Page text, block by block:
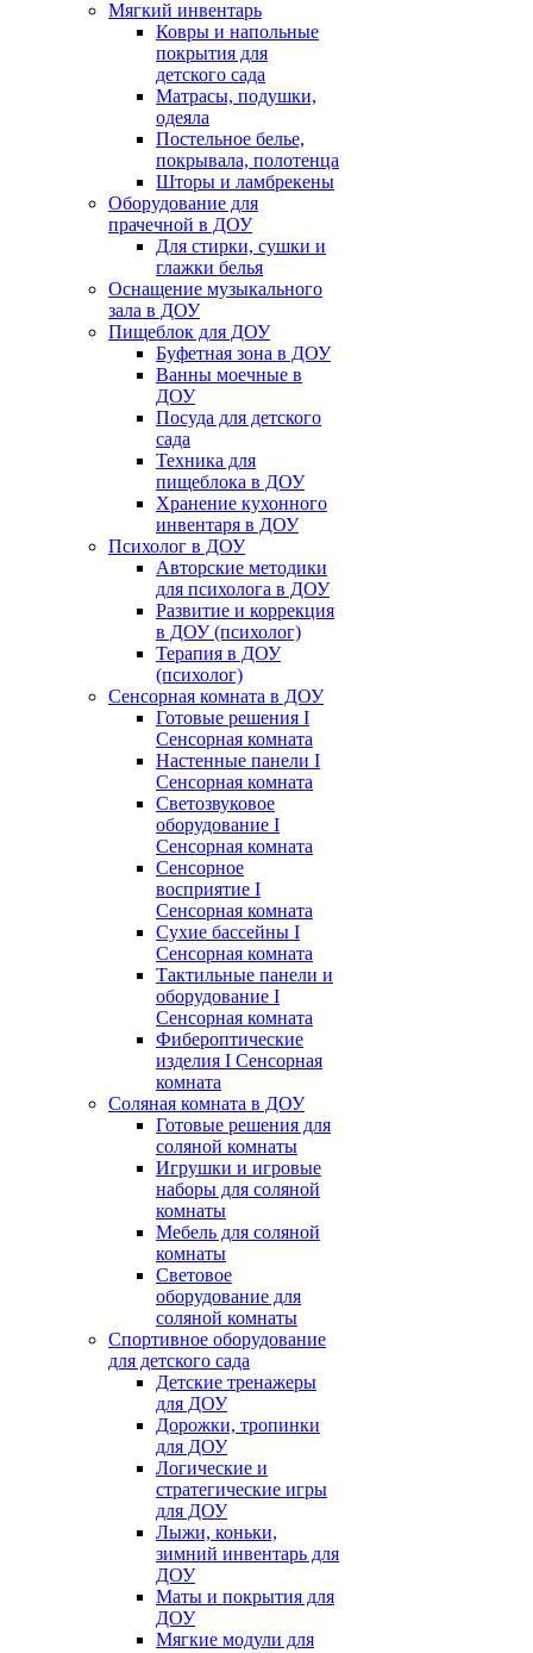
Мягкий инвентарь
Ковры и напольные
покрытия для
детского сада
Матрасы, подушки,
одеяла
Постельное белье,
покрывала, полотенца
Шторы и ламбрекены
Оборудование для
прачечной в ДОУ
Для стирки, сушки и
глажки белья
Оснащение музыкального
зала в ДОУ
Пищеблок для ДОУ
Буфетная зона в ДОУ
Ванны моечные в
ДОУ
Посуда для детского
сада
Техника для
пищеблока в ДОУ
Хранение кухонного
инвентаря в ДОУ
Психолог в ДОУ
Авторские методики
для психолога в ДОУ
Развитие и коррекция
в ДОУ (психолог)
Терапия в ДОУ
(психолог)
Сенсорная комната в ДОУ
Готовые решения I
Сенсорная комната
Настенные панели I
Сенсорная комната
Светозвуковое
оборудование I
Сенсорная комната
Сенсорное
восприятие I
Сенсорная комната
Сухие бассейны I
Сенсорная комната
Тактильные панели и
оборудование I
Сенсорная комната
Фибероптические
изделия I Сенсорная
комната
Соляная комната в ДОУ
Готовые решения для
соляной комнаты
Игрушки и игровые
наборы для соляной
комнаты
Мебель для соляной
комнаты
Световое
оборудование для
соляной комнаты
Спортивное оборудование
для детского сада
Детские тренажеры
для ДОУ
Дорожки, тропинки
для ДОУ
Логические и
стратегические игры
для ДОУ
Лыжи, коньки,
зимний инвентарь для
ДОУ
Маты и покрытия для
ДОУ
Мягкие модули для